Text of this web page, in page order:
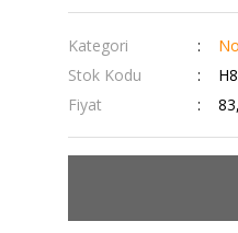
Kategori
Stok Kodu
Fiyat